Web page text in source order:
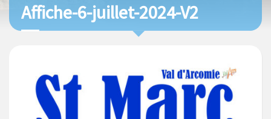
Affiche-6-juillet-2024-V2